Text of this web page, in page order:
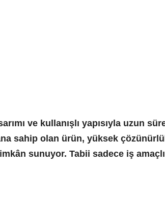
ve kullanışlı yapısıyla uzun
sahip olan ürün, yüksek
sunuyor. Tabii sadece iş